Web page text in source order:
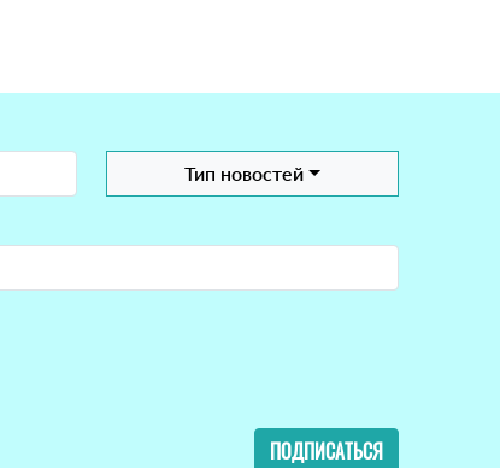
Тип новостей
ПОДПИСАТЬСЯ